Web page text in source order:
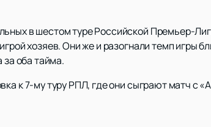
в шестом туре Российской Премьер-
хозяев. Они же и разогнали темп игры
за оба тайма.
к 7-му туру РПЛ, где они сыграют матч с